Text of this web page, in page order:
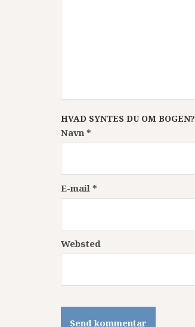
HVAD SYNTES DU OM BOGEN?
Navn *
E-mail *
Websted